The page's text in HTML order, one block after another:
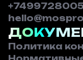
Политика